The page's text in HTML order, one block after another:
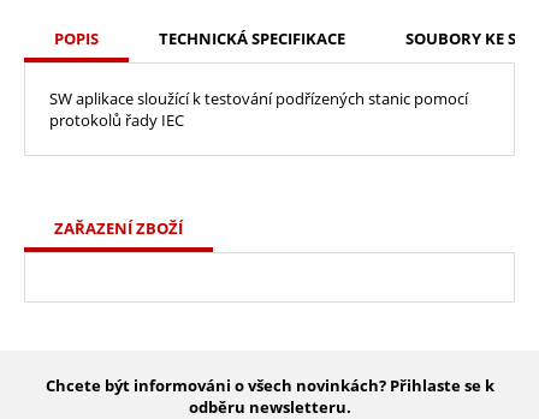
POPIS TECHNICKÁ SPECIFIKACE SOUBORY KE
SW aplikace sloužící k testování podřízených stanic pomocí
protokolů řady IEC
ZAŘAZENÍ ZBOŽÍ
Chcete být informováni o všech novinkách? Přihlaste se k
odběru newsletteru.